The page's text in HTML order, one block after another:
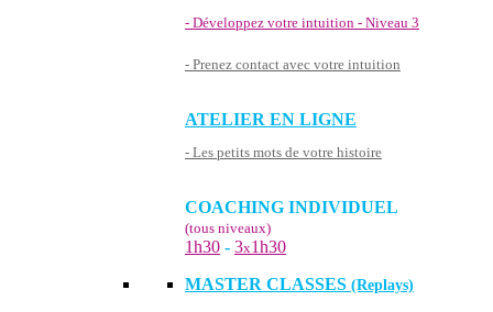
- Développez votre intuition - Niveau 3
- Prenez contact avec votre intuition
ATELIER EN LIGNE
- Les petits mots de votre histoire
COACHING INDIVIDUEL
(tous niveaux)
1h30 - 3x1h30
MASTER CLASSES (Replays)